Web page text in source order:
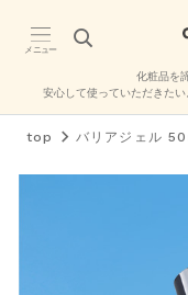
メニュー
化粧品を
安心して使っていただきたい
top バリアジェル